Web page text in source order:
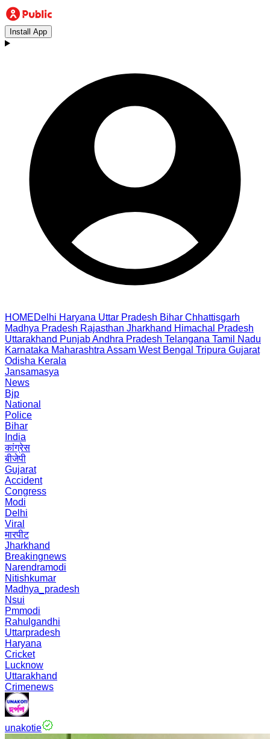
Install App
HOMEDelhi Haryana Uttar Pradesh Bihar Chhattisgarh
Madhya Pradesh Rajasthan Jharkhand Himachal Pradesh
Uttarakhand PunjabAndhra Pradesh Telangana Tamil Nadu
Karnataka Maharashtra Assam West Bengal Tripura Gujarat
Odisha Kerala
Jansamasya
News
Bjp
National
Police
Bihar
India
कांग्रेस
बीजेपी
Gujarat
Accident
Congress
Modi
Delhi
Viral
मारपीट
Jharkhand
Breakingnews
Narendramodi
Nitishkumar
Madhya_pradesh
Nsui
Pmmodi
Rahulgandhi
Uttarpradesh
Haryana
Cricket
Lucknow
Uttarakhand
Crimenews
unakotie